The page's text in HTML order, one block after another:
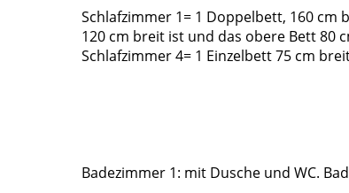
Schlafzimmer 1= 1 Doppelbett, 160 cm
120 cm breit ist und das obere Bett 80
Schlafzimmer 4= 1 Einzelbett 75 cm
Badezimmer 1: mit Dusche und WC.